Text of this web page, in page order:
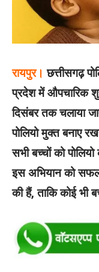
रायपुर। छत्तीसगढ़
प्रदेश में औपचारिक
दिसंबर तक चलाया
पोलियो मुक्त बनाए
सभी बच्चों को
इस अभियान को सफल
की हैं, ताकि कोई भी